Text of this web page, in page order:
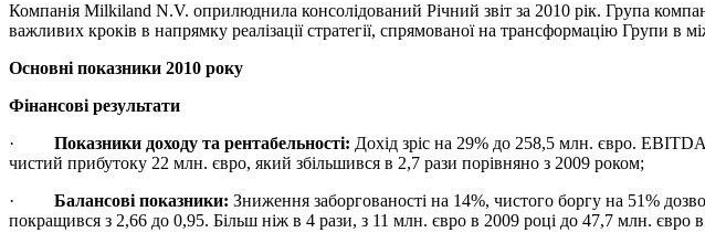
Компанія Milkiland N.V. оприлюднила консолідований Річний звіт за 2010 рік. Група
важливих кроків в напрямку реалізації стратегії, спрямованої на трансформацію Групи
Основні показники 2010 року
Фінансові результати
·
Показники доходу та рентабельності: Дохід зріс на 29% до 258,5 млн. євро.
чистий прибутоку 22 млн. євро, який збільшився в 2,7 рази порівняно з 2009 роком;
·
Балансові показники: Зниження заборгованості на 14%, чистого боргу на 51%
покращився з 2,66 до 0,95. Більш ніж в 4 рази, з 11 млн. євро в 2009 році до 47,7 млн. євро в